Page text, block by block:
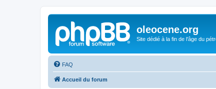
oleocene.org
Site dédié à la fin de l'âge du
FAQ
Accueil du forum